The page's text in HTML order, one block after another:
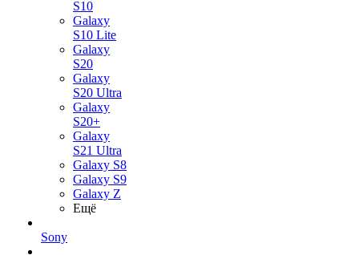
S10
Galaxy
S10 Lite
Galaxy
S20
Galaxy
S20 Ultra
Galaxy
S20+
Galaxy
S21 Ultra
Galaxy S8
Galaxy S9
Galaxy Z
Ещё
Sony